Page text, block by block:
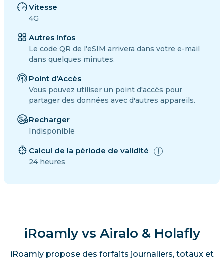
Vitesse
4G
Autres Infos
Le code QR de l'eSIM arrivera dans votre e-mail
dans quelques minutes.
Point d’Accès
Vous pouvez utiliser un point d'accès pour
partager des données avec d'autres appareils.
Recharger
Indisponible
Calcul de la période de validité
24 heures
iRoamly vs Airalo & Holafly
iRoamly propose des forfaits journaliers, totaux et